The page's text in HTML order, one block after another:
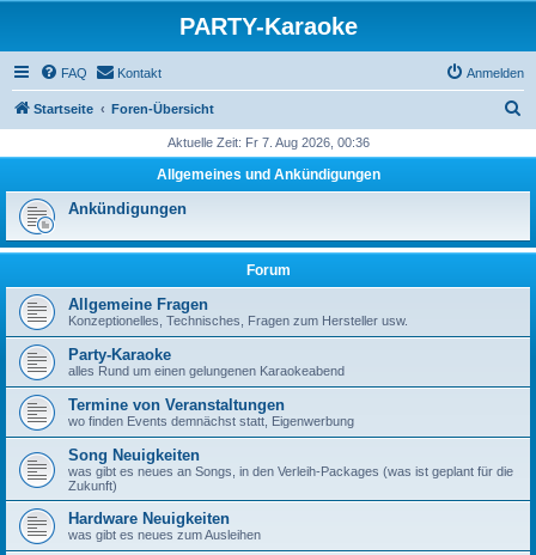
PARTY-Karaoke
FAQ Kontakt Anmelden
Startseite Foren-Übersicht
h
Aktuelle Zeit: Fr 7. Aug 2026, 00:36
Allgemeines und Ankündigungen
Ankündigungen
Forum
Allgemeine Fragen
Konzeptionelles, Technisches, Fragen zum Hersteller usw.
Party-Karaoke
alles Rund um einen gelungenen Karaokeabend
Termine von Veranstaltungen
wo finden Events demnächst statt, Eigenwerbung
Song Neuigkeiten
was gibt es neues an Songs, in den Verleih-Packages (was ist geplant für die
Zukunft)
Hardware Neuigkeiten
was gibt es neues zum Ausleihen